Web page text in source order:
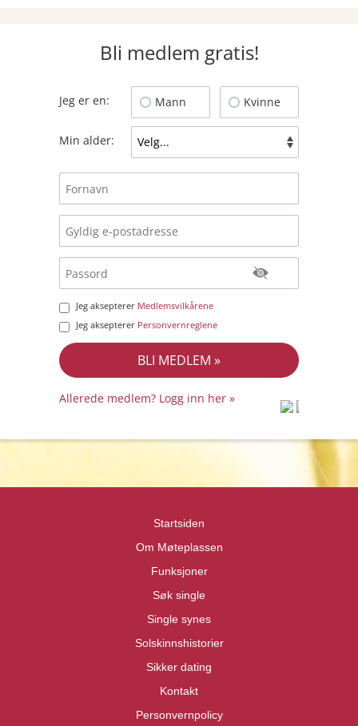
Bli medlem gratis!
Jeg er en: Mann Kvinne
Min alder:
Jeg aksepterer Medlemsvilkårene
Jeg aksepterer Personvernreglene
Allerede medlem? Logg inn her »
Startsiden
Om Møteplassen
Funksjoner
Søk single
Single synes
Solskinnshistorier
Sikker dating
Kontakt
Personvernpolicy